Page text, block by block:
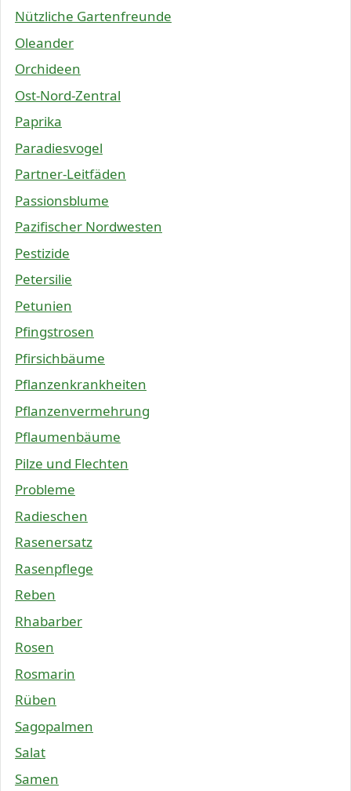
Nützliche Gartenfreunde
Oleander
Orchideen
Ost-Nord-Zentral
Paprika
Paradiesvogel
Partner-Leitfäden
Passionsblume
Pazifischer Nordwesten
Pestizide
Petersilie
Petunien
Pfingstrosen
Pfirsichbäume
Pflanzenkrankheiten
Pflanzenvermehrung
Pflaumenbäume
Pilze und Flechten
Probleme
Radieschen
Rasenersatz
Rasenpflege
Reben
Rhabarber
Rosen
Rosmarin
Rüben
Sagopalmen
Salat
Samen